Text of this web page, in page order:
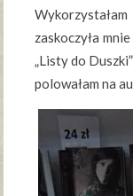
zaskoczyła
„Listy do
polowałam na